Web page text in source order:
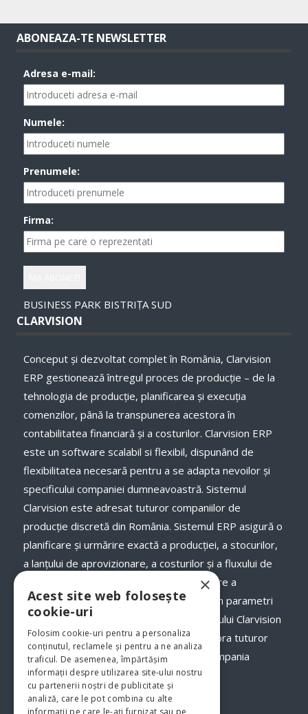
ABONEAZA-TE NEWSLETTER
Adresa e-mail:
Numele:
Prenumele:
Firma:
BUSINESS PARK BISTRIȚA SUD
CLARVISION
Conceput și dezvoltat complet în România, Clarvision
ERP gestionează întregul proces de producție – de la
tehnologia de producție, planificarea și execuţia
comenzilor, până la transpunerea acestora în
contabilitatea financiară și a costurilor. Clarvision ERP
este un software scalabil si flexibil, dispunând de
flexibilitatea necesară pentru a se adapta nevoilor și
specificului companiei dumneavoastră. Sistemul
Clarvision este adresat tuturor companiilor de
producție discretă din România. Sistemul ERP asigură o
planificare și urmărire exactă a producției, a stocurilor,
a lanţului de aprovizionare, a costurilor și a fluxului de
numerar, a termenelor de livrare și onorare a
comenzilor către clienții dumneavoastră, în parametri
optimi. Odată cu implementarea programului Clarvision
veți avea o imagine clară, în timp real asupra tuturor
proceselor şi fluxurilor de activităţi din compania
dumneavoastră.www.clarvision.ro
Str.Nicolae Titulescu 6, Bistrita
×
Acest site web folosește
cookie-uri
Folosim cookie-uri pentru a personaliza
conținutul, reclamele și pentru a ne analiza
traficul. De asemenea, împărtășim
informații despre utilizarea site-ului nostru
cu partenerii noștri de publicitate și
analiză, care le pot combina cu alte
informații pe care le-ați furnizat sau pe